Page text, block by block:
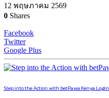
12 พฤษภาคม 2569
0 Shares
Facebook
Twitter
Google Plus
Step into the Action with betPawa Kenya Login